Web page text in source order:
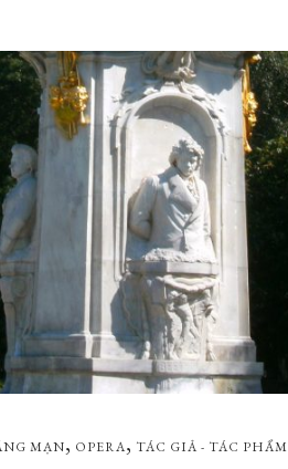
MẠN, OPERA, TÁC GIẢ - TÁC PHẨM